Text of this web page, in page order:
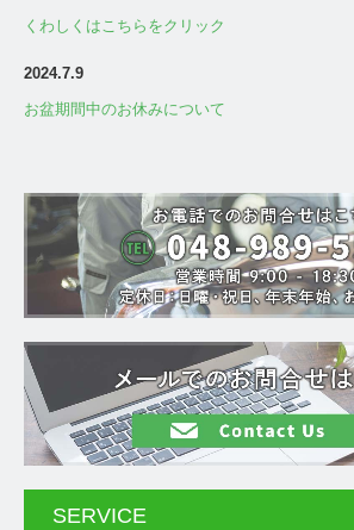
くわしくはこちらをクリック
2024.7.9
お盆期間中のお休みについて
SERVICE